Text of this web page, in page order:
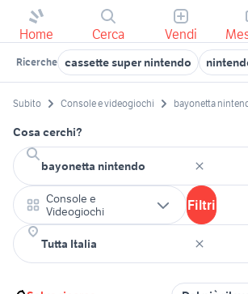
Home Cerca Vendi
Ricerche cassette super nintendo
Subito Console e videogiochi bayonetta
Cosa cerchi?
Console e
Videogiochi
Filtri